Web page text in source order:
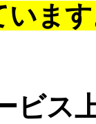
いま
ビス